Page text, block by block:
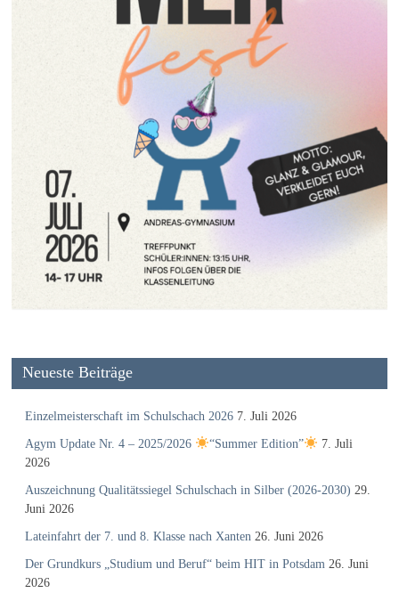
Neueste Beiträge
Einzelmeisterschaft im Schulschach 2026 7. Juli 2026
Agym Update Nr. 4 – 2025/2026 “Summer Edition”
7. Juli
2026
Auszeichnung Qualitätssiegel Schulschach in Silber (2026-2030) 29.
Juni 2026
Lateinfahrt der 7. und 8. Klasse nach Xanten 26. Juni 2026
Der Grundkurs „Studium und Beruf“ beim HIT in Potsdam 26. Juni
2026